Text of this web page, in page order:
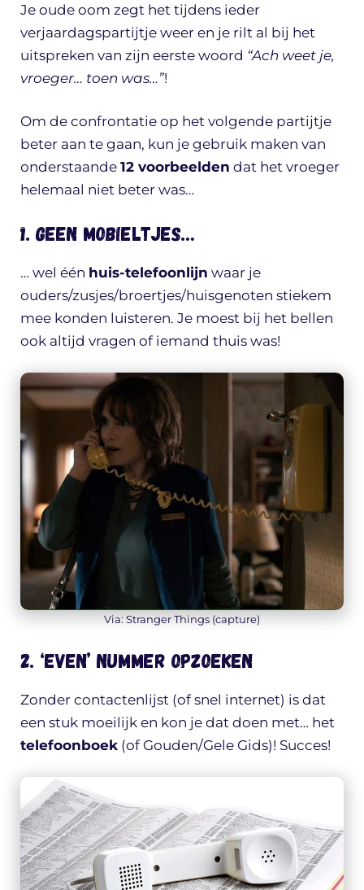
Je oude oom zegt het tijdens ieder
verjaardagspartijtje weer en je rilt al bij het
uitspreken van zijn eerste woord “Ach weet je,
vroeger… toen was…”!
Om de confrontatie op het volgende partijtje
beter aan te gaan, kun je gebruik maken van
onderstaande 12 voorbeelden dat het vroeger
helemaal niet beter was…
1. Geen mobieltjes…
… wel één huis-telefoonlijn waar je
ouders/zusjes/broertjes/huisgenoten stiekem
mee konden luisteren. Je moest bij het bellen
ook altijd vragen of iemand thuis was!
Via: Stranger Things (capture)
2. ‘Even’ nummer opzoeken
Zonder contactenlijst (of snel internet) is dat
een stuk moeilijk en kon je dat doen met… het
telefoonboek (of Gouden/Gele Gids)! Succes!